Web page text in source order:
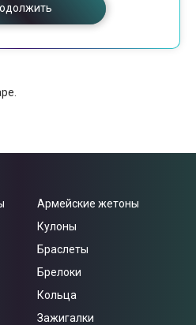
Армейские жетоны
Кулоны
Браслеты
Брелоки
Кольца
Зажигалки